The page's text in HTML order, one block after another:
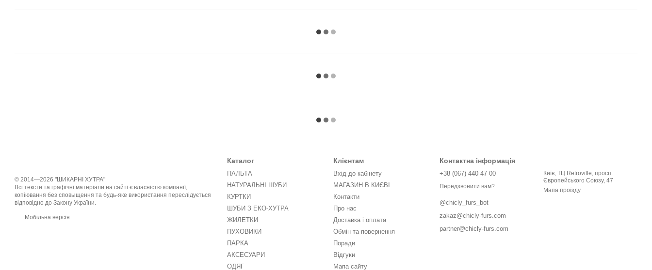
© 2014—2026 "ШИКАРНІ ХУТРА"
Всі тексти та графічні матеріали на сайті є власністю компанії,
копіювання без сповыщення та будь-яке використання переслідується
відповідно до Закону України.
Мобільна версія
Каталог
ПАЛЬТА
НАТУРАЛЬНІ ШУБИ
КУРТКИ
ШУБИ З ЕКО-ХУТРА
ЖИЛЕТКИ
ПУХОВИКИ
ПАРКА
АКСЕСУАРИ
ОДЯГ
Клієнтам
Вхід до кабінету
МАГАЗИН В КИЄВІ
Контакти
Про нас
Доставка і оплата
Обмін та повернення
Поради
Відгуки
Мапа сайту
Контактна інформація
+38 (067) 440 47 00
Передзвонити вам?
@chicly_furs_bot
zakaz@chicly-furs.com
partner@chicly-furs.com
Київ, ТЦ Retroville, просп.
Європейського Союзу, 47
Мапа проїзду